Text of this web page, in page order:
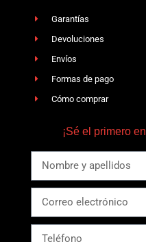
Garantías
Devoluciones
Envíos
Formas de pago
Cómo comprar
¡Sé el primero